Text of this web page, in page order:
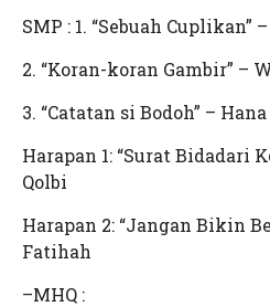
SMP : 1. “Sebuah Cuplikan”
2. “Koran-koran Gambir” –
3. “Catatan si Bodoh” –
Harapan 1: “Surat Bidadari
Qolbi
Harapan 2: “Jangan Bikin
Fatihah
–MHQ :